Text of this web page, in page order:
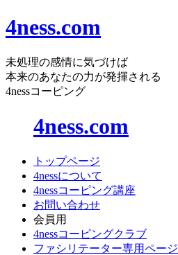
4ness.com
未処理の感情に気づけば
本来のあなたの力が発揮される
4nessコーピング
4ness.com
トップページ
4nessについて
4nessコーピング講座
お問い合わせ
会員用
4nessコーピングクラブ
ファシリテーター専用ページ